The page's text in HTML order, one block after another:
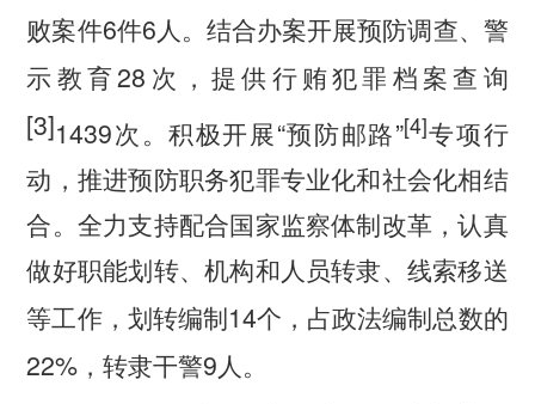
败案件6件6人。结合办案开展预防调查、警
示教育28 次，提供行贿犯罪档案查询
[3]1439次。积极开展“预防邮路”[4]专项行
动，推进预防职务犯罪专业化和社会化相结
合。全力支持配合国家监察体制改革，认真
做好职能划转、机构和人员转隶、线索移送
等工作，划转编制 14个，占政法编制总数的
22% ，转隶干警9人。